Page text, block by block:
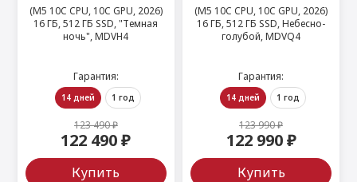
(M5 10C CPU, 10C GPU, 2026)
16 ГБ, 512 ГБ SSD, "Темная
ночь", MDVH4
Гарантия:
14 дней 1 год
123 490 ₽
122 490 ₽
Купить
(M5 10C CPU, 10C GPU, 2026)
16 ГБ, 512 ГБ SSD, Небесно-
голубой, MDVQ4
Гарантия:
14 дней 1 год
123 990 ₽
122 990 ₽
Купить